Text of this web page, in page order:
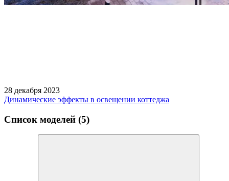
28 декабря 2023
Динамические эффекты в освещении коттеджа
Список моделей (5)